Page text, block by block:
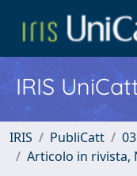
IRIS
IRIS PubliCatt
Articolo in rivista,